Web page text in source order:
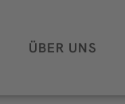
ÜBER UNS